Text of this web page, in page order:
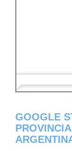
GOOGLE